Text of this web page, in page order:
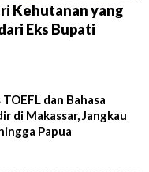
Kehutanan yang
Eks Bupati
dan Bahasa
di Makassar, Jangkau
Papua